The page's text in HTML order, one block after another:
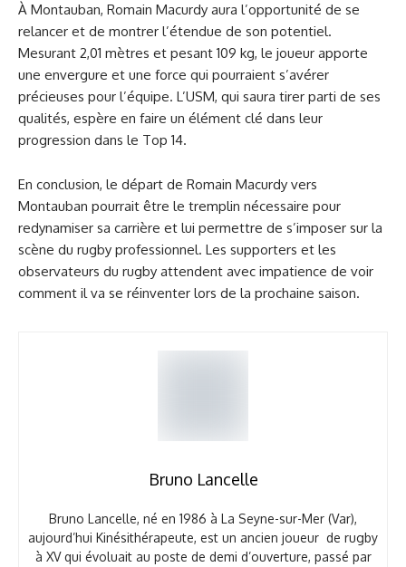
À Montauban, Romain Macurdy aura l’opportunité de se
relancer et de montrer l’étendue de son potentiel.
Mesurant 2,01 mètres et pesant 109 kg, le joueur apporte
une envergure et une force qui pourraient s’avérer
précieuses pour l’équipe. L’USM, qui saura tirer parti de ses
qualités, espère en faire un élément clé dans leur
progression dans le Top 14.
En conclusion, le départ de Romain Macurdy vers
Montauban pourrait être le tremplin nécessaire pour
redynamiser sa carrière et lui permettre de s’imposer sur la
scène du rugby professionnel. Les supporters et les
observateurs du rugby attendent avec impatience de voir
comment il va se réinventer lors de la prochaine saison.
Bruno Lancelle
Bruno Lancelle, né en 1986 à La Seyne-sur-Mer (Var),
aujourd’hui Kinésithérapeute, est un ancien joueur de rugby
à XV qui évoluait au poste de demi d’ouverture, passé par